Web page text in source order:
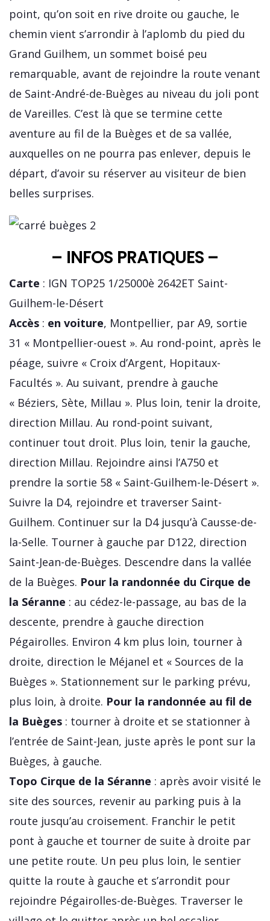
point, qu’on soit en rive droite ou gauche, le
chemin vient s’arrondir à l’aplomb du pied du
Grand Guilhem, un sommet boisé peu
remarquable, avant de rejoindre la route venant
de Saint-André-de-Buèges au niveau du joli pont
de Vareilles. C’est là que se termine cette
aventure au fil de la Buèges et de sa vallée,
auxquelles on ne pourra pas enlever, depuis le
départ, d’avoir su réserver au visiteur de bien
belles surprises.
– INFOS PRATIQUES –
Carte : IGN TOP25 1/25000è 2642ET Saint-
Guilhem-le-Désert
Accès : en voiture, Montpellier, par A9, sortie
31 « Montpellier-ouest ». Au rond-point, après le
péage, suivre « Croix d’Argent, Hopitaux-
Facultés ». Au suivant, prendre à gauche
« Béziers, Sète, Millau ». Plus loin, tenir la droite,
direction Millau. Au rond-point suivant,
continuer tout droit. Plus loin, tenir la gauche,
direction Millau. Rejoindre ainsi l’A750 et
prendre la sortie 58 « Saint-Guilhem-le-Désert ».
Suivre la D4, rejoindre et traverser Saint-
Guilhem. Continuer sur la D4 jusqu’à Causse-de-
la-Selle. Tourner à gauche par D122, direction
Saint-Jean-de-Buèges. Descendre dans la vallée
de la Buèges. Pour la randonnée du Cirque de
la Séranne : au cédez-le-passage, au bas de la
descente, prendre à gauche direction
Pégairolles. Environ 4 km plus loin, tourner à
droite, direction le Méjanel et « Sources de la
Buèges ». Stationnement sur le parking prévu,
plus loin, à droite. Pour la randonnée au fil de
la Buèges : tourner à droite et se stationner à
l’entrée de Saint-Jean, juste après le pont sur la
Buèges, à gauche.
Topo Cirque de la Séranne : après avoir visité le
site des sources, revenir au parking puis à la
route jusqu’au croisement. Franchir le petit
pont à gauche et tourner de suite à droite par
une petite route. Un peu plus loin, le sentier
quitte la route à gauche et s’arrondit pour
rejoindre Pégairolles-de-Buèges. Traverser le